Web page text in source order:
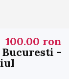
100.00 ron
-